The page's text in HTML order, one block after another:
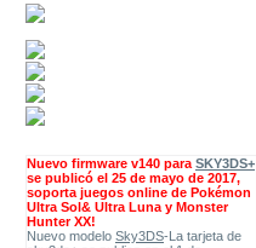
Nuevo firmware v140 para SKY3DS+
se publicó el 25 de mayo de 2017,
soporta juegos online de Pokémon
Ultra Sol& Ultra Luna y Monster
Hunter XX!
Nuevo modelo Sky3DS-La tarjeta de